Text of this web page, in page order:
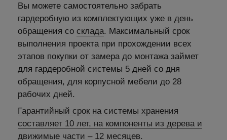
Вы можете самостоятельно забрать
гардеробную из комплектующих уже в день
обращения со склада. Максимальный срок
выполнения проекта при прохождении всех
этапов покупки от замера до монтажа займет
для гардеробной системы 5 дней со дня
обращения, для корпусной мебели до 28
рабочих дней.
Гарантийный срок на системы хранения
составляет 10 лет, на компоненты из дерева и
движимые части – 12 месяцев.